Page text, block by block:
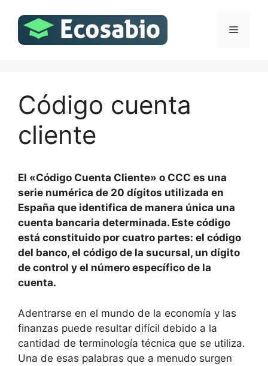
contenido
Menú
Código cuenta
cliente
El «Código Cuenta Cliente» o CCC es una
serie numérica de 20 dígitos utilizada en
España que identifica de manera única una
cuenta bancaria determinada. Este código
está constituido por cuatro partes: el código
del banco, el código de la sucursal, un dígito
de control y el número específico de la
cuenta.
Adentrarse en el mundo de la economía y las
finanzas puede resultar difícil debido a la
cantidad de terminología técnica que se utiliza.
Una de esas palabras que a menudo surgen